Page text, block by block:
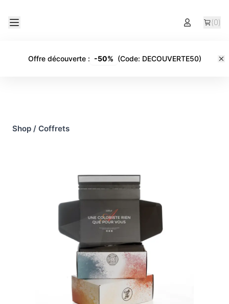
(0)
Offre découverte: -50% (Code: DECOUVERTE50)
Shop / Coffrets